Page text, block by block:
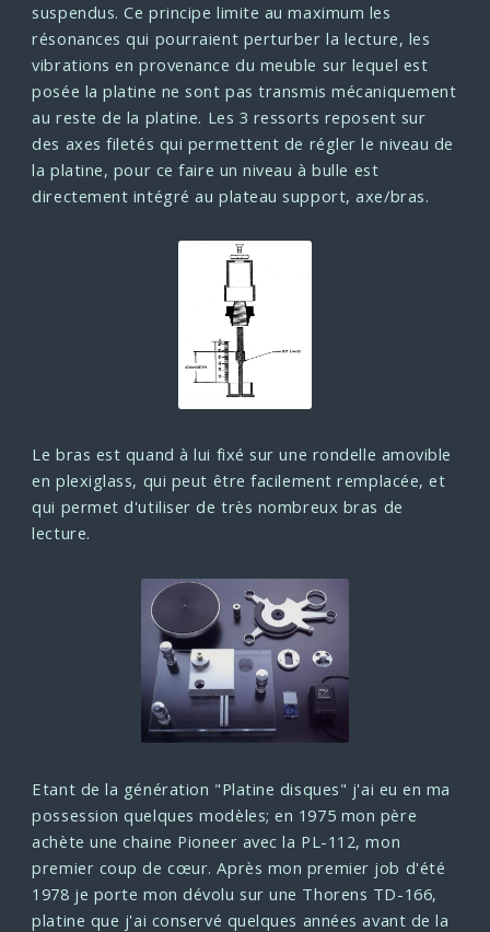
suspendus. Ce principe limite au maximum les
résonances qui pourraient perturber la lecture, les
vibrations en provenance du meuble sur lequel est
posée la platine ne sont pas transmis mécaniquement
au reste de la platine. Les 3 ressorts reposent sur
des axes filetés qui permettent de régler le niveau de
la platine, pour ce faire un niveau à bulle est
directement intégré au plateau support, axe/bras.
Le bras est quand à lui fixé sur une rondelle amovible
en plexiglass, qui peut être facilement remplacée, et
qui permet d'utiliser de très nombreux bras de
lecture.
Etant de la génération "Platine disques" j'ai eu en ma
possession quelques modèles; en 1975 mon père
achète une chaine Pioneer avec la PL-112, mon
premier coup de cœur. Après mon premier job d'été
1978 je porte mon dévolu sur une Thorens TD-166,
platine que j'ai conservé quelques années avant de la